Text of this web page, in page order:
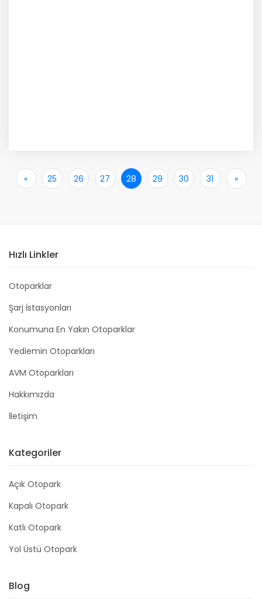
« 25 26 27 28 29 30 31 » Son
Hızlı Linkler
Otoparklar
Şarj İstasyonları
Konumuna En Yakın Otoparklar
Yediemin Otoparkları
AVM Otoparkları
Hakkımızda
İletişim
Kategoriler
Açık Otopark
Kapalı Otopark
Katlı Otopark
Yol Üstü Otopark
Blog